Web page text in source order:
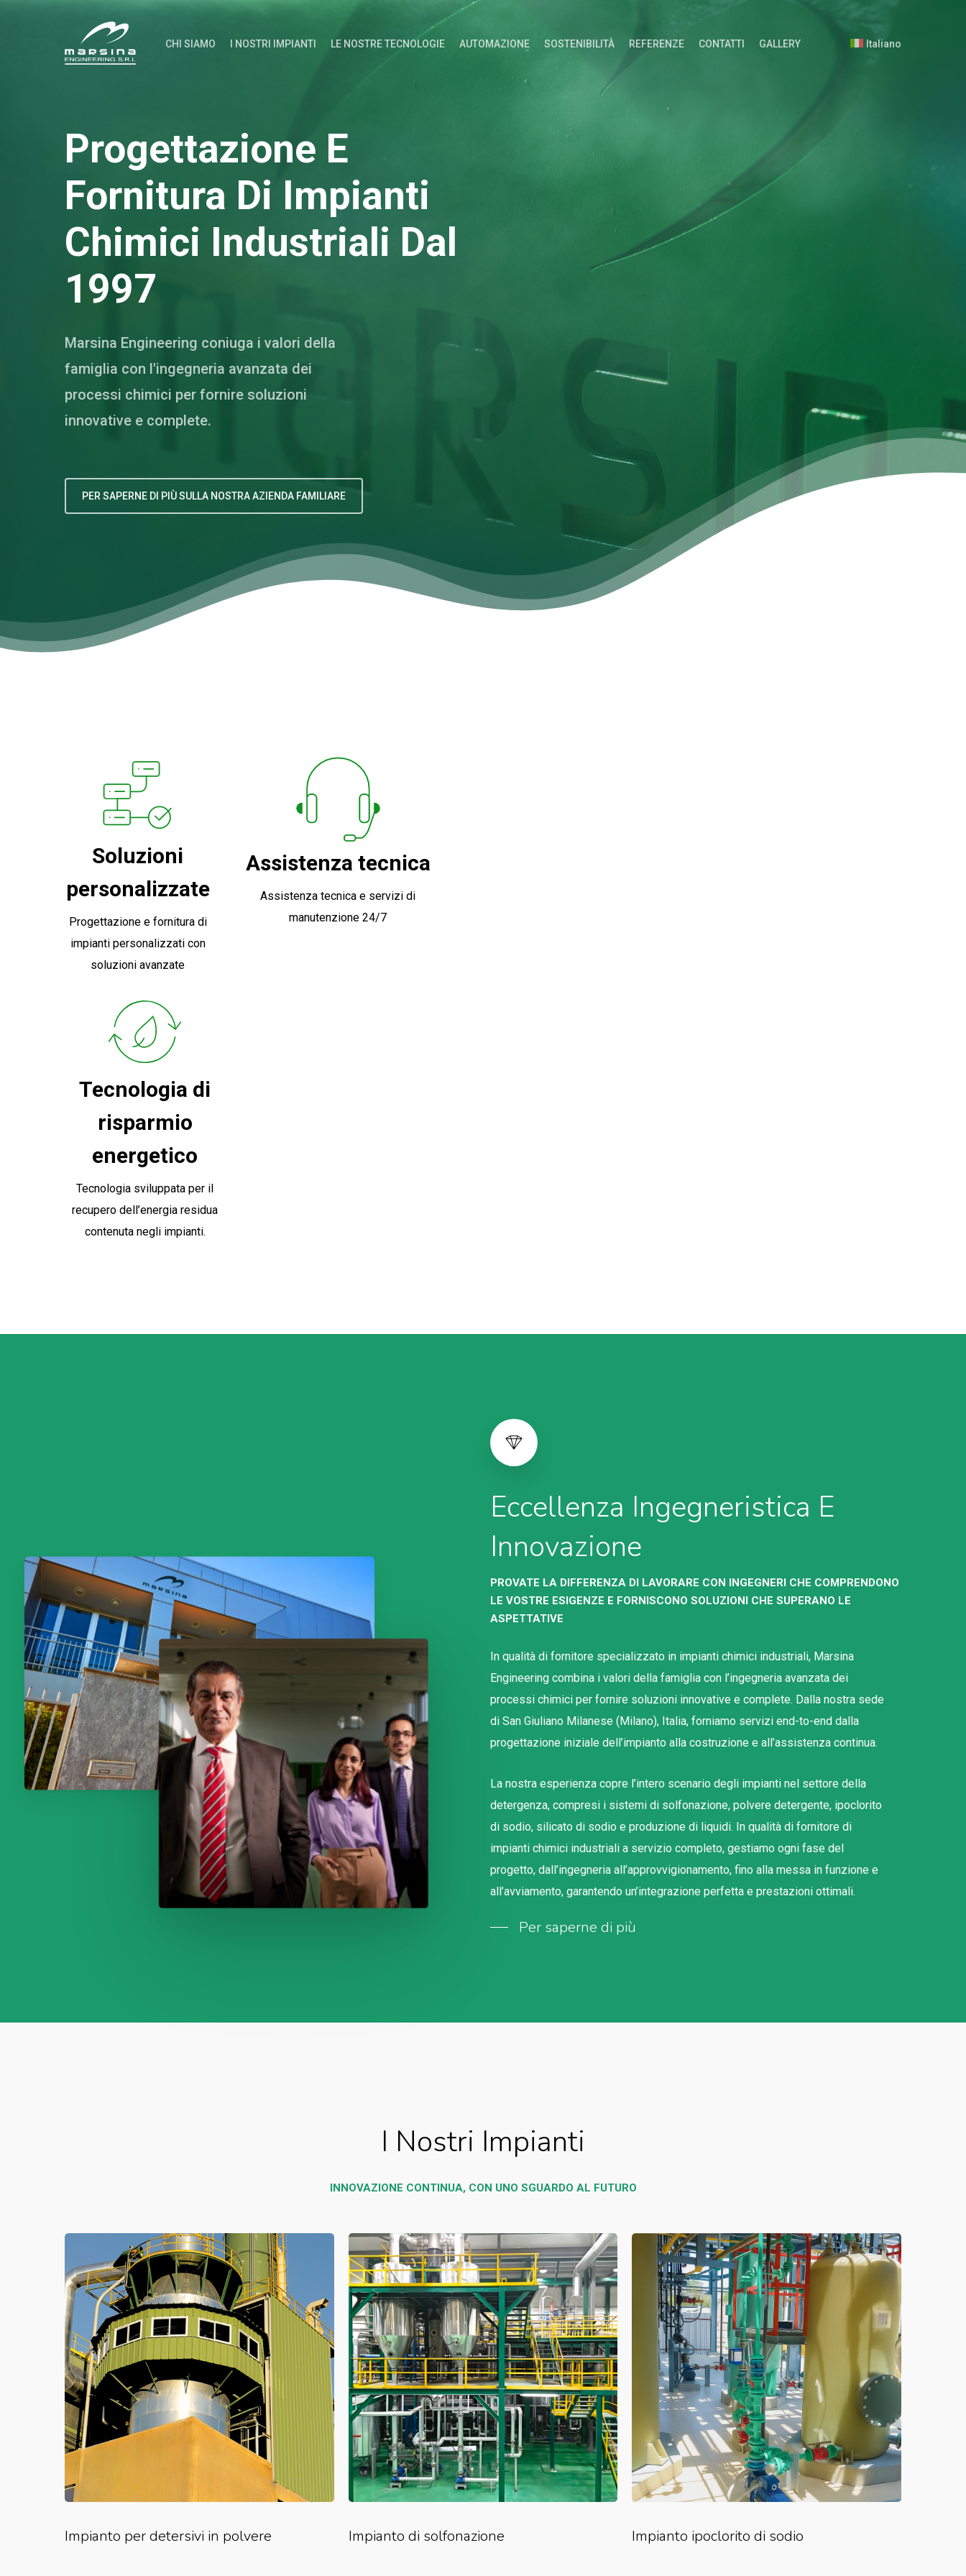
CHI SIAMO I NOSTRI IMPIANTI LE NOSTRE TECNOLOGIE AUTOMAZIONE SOSTENIBILITÀ REFERENZE CONTATTI GALLERY Italiano
Progettazione E
Fornitura Di Impianti
Chimici Industriali Dal
1997
Marsina Engineering coniuga i valori della
famiglia con l'ingegneria avanzata dei
processi chimici per fornire soluzioni
innovative e complete.
PER SAPERNE DI PIÙ SULLA NOSTRA AZIENDA FAMILIARE
Soluzioni
personalizzate
Progettazione e fornitura di
impianti personalizzati con
soluzioni avanzate
Tecnologia di
risparmio
energetico
Tecnologia sviluppata per il
recupero dell’energia residua
contenuta negli impianti.
Assistenza tecnica
Assistenza tecnica e servizi di
manutenzione 24/7
Eccellenza Ingegneristica E
Innovazione
PROVATE LA DIFFERENZA DI LAVORARE CON INGEGNERI CHE COMPRENDONO
LE VOSTRE ESIGENZE E FORNISCONO SOLUZIONI CHE SUPERANO LE
ASPETTATIVE
In qualità di fornitore specializzato in impianti chimici industriali, Marsina
Engineering combina i valori della famiglia con l’ingegneria avanzata dei
processi chimici per fornire soluzioni innovative e complete. Dalla nostra sede
di San Giuliano Milanese (Milano), Italia, forniamo servizi end-to-end dalla
progettazione iniziale dell’impianto alla costruzione e all’assistenza continua.
La nostra esperienza copre l’intero scenario degli impianti nel settore della
detergenza, compresi i sistemi di solfonazione, polvere detergente, ipoclorito
di sodio, silicato di sodio e produzione di liquidi. In qualità di fornitore di
impianti chimici industriali a servizio completo, gestiamo ogni fase del
progetto, dall’ingegneria all’approvvigionamento, fino alla messa in funzione e
all’avviamento, garantendo un’integrazione perfetta e prestazioni ottimali.
Per saperne di più
I Nostri Impianti
INNOVAZIONE CONTINUA, CON UNO SGUARDO AL FUTURO
Impianto per detersivi in polvere Impianto di solfonazione Impianto ipoclorito di sodio